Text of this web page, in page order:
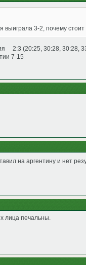
3-2, почему
(20:25, 30:28, 30:28,
7-15
на аргентину и нет
лица печальны.